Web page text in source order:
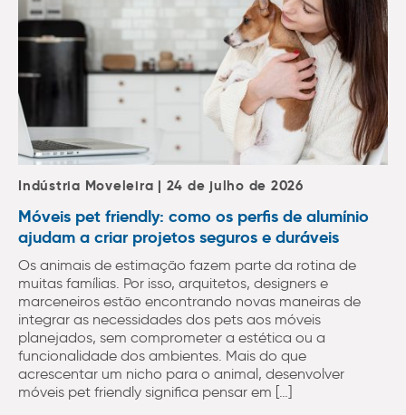
Indústria Moveleira | 24 de julho de 2026
Móveis pet friendly: como os perfis de alumínio
ajudam a criar projetos seguros e duráveis
Os animais de estimação fazem parte da rotina de
muitas famílias. Por isso, arquitetos, designers e
marceneiros estão encontrando novas maneiras de
integrar as necessidades dos pets aos móveis
planejados, sem comprometer a estética ou a
funcionalidade dos ambientes. Mais do que
acrescentar um nicho para o animal, desenvolver
móveis pet friendly significa pensar em […]